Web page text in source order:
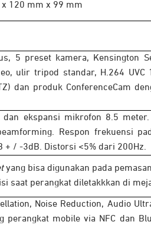
120 mm x 99 mm
5 preset kamera, Kensington
ulir tripod standar, H.264 UVC
dan produk ConferenceCam
ekspansi mikrofon 8.5
Respon frekuensi
+ / -3dB. Distorsi <5% dari 200Hz.
yang bisa digunakan pada
saat perangkat diletakkkan di
Noise Reduction, Audio
perangkat mobile via NFC dan